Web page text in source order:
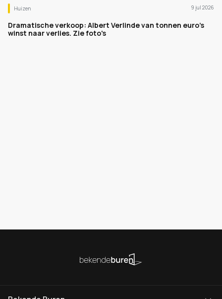
Huizen 9 jul 2026
Dramatische verkoop: Albert Verlinde van tonnen euro's
winst naar verlies. Zie foto's